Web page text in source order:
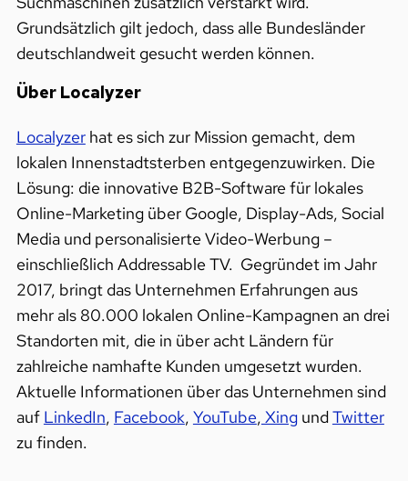
Grundsätzlich gilt jedoch, dass alle Bundesländer
deutschlandweit gesucht werden können.
Über Localyzer
Localyzerhat es sich zur Mission gemacht, dem
lokalen Innenstadtsterben entgegenzuwirken. Die
Lösung: die innovative B2B-Software für lokales
Online-Marketing über Google, Display-Ads, Social
Media und personalisierte Video-Werbung –
einschließlich Addressable TV. Gegründet im Jahr
2017, bringt das Unternehmen Erfahrungen aus
mehr als 80.000 lokalen Online-Kampagnen an drei
Standorten mit, die in über acht Ländern für
zahlreiche namhafte Kunden umgesetzt wurden.
Aktuelle Informationen über das Unternehmen sind
auf LinkedIn, Facebook, YouTube, XingundTwitter
zu finden.